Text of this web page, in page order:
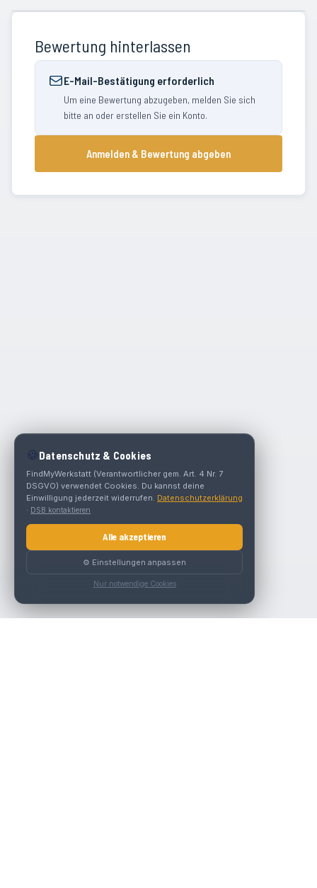
Bewertung hinterlassen
E-Mail-Bestätigung erforderlich
Um eine Bewertung abzugeben, melden Sie sich
bitte an oder erstellen Sie ein Konto.
Anmelden & Bewertung abgeben
🍪 Datenschutz & Cookies
FindMyWerkstatt (Verantwortlicher gem. Art. 4 Nr. 7
DSGVO) verwendet Cookies. Du kannst deine
Einwilligung jederzeit widerrufen. Datenschutzerklärung
· DSB kontaktieren
Alle akzeptieren
⚙️ Einstellungen anpassen
Nur notwendige Cookies